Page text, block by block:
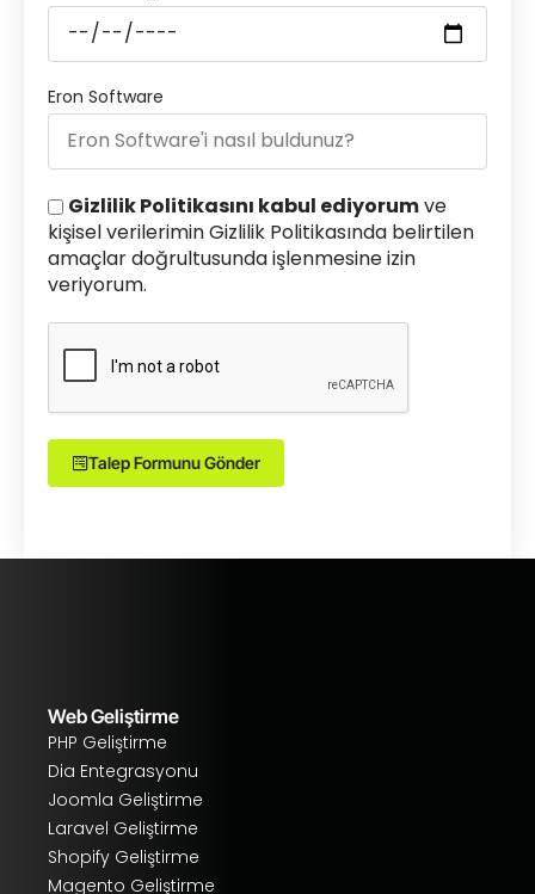
Eron Software
Gizlilik Politikasını kabul ediyorumve
kişisel verilerimin Gizlilik Politikasında belirtilen
amaçlar doğrultusunda işlenmesine izin
veriyorum.
Talep Formunu Gönder
Web Geliştirme
PHP Geliştirme
Dia Entegrasyonu
Joomla Geliştirme
Laravel Geliştirme
Shopify Geliştirme
Magento Geliştirme